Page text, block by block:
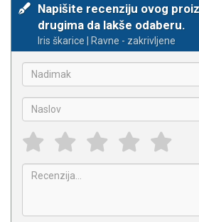
Napišite recenziju ovog
drugima da lakše odaberu.
Iris škarice | Ravne - zakrivljene